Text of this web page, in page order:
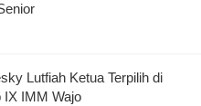
Lutfiah Ketua Terpilih di
IMM Wajo